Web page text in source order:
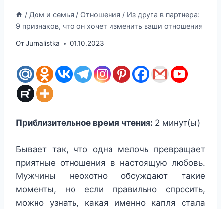
/ Дом и семья / Отношения / Из друга в партнера:
9 признаков, что он хочет изменить ваши отношения
ОтJurnalistka 01.10.2023
Приблизительное время чтения: 2 минут(ы)
Бывает так, что одна мелочь превращает
приятные отношения в настоящую любовь.
Мужчины неохотно обсуждают такие
моменты, но если правильно спросить,
можно узнать, какая именно капля стала